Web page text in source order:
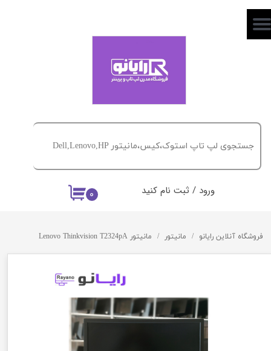
۰ ورود / ثبت نام کنید
حساب کاربری من
خروج از حساب کاربری
فروشگاه آنلاین رایانو مانیتور مانیتور Lenovo Thinkvision T2324pA